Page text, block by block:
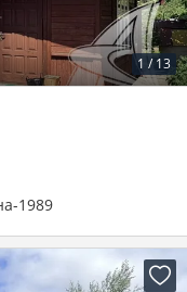
1 / 13
1989